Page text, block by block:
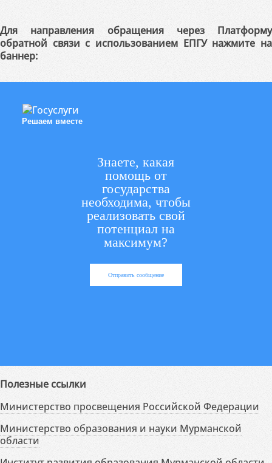
Для направления обращения через Платформу
обратной связи с использованием ЕПГУ нажмите на
баннер:
Решаем вместе
Знаете, какая
помощь от
государства
необходима, чтобы
реализовать свой
потенциал на
максимум?
Отправить сообщение
Полезные ссылки
Министерство просвещения Российской Федерации
Министерство образования и науки Мурманской
области